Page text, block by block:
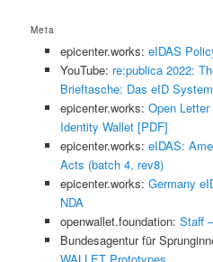
Meta
epicenter.works: eIDAS
YouTube: re:publica 2022:
Brieftasche: Das eID
epicenter.works: Open
Identity Wallet [PDF]
epicenter.works: eIDAS:
Acts (batch 4, rev8)
epicenter.works: Germany
NDA
openwallet.foundation: Staff
Bundesagentur für